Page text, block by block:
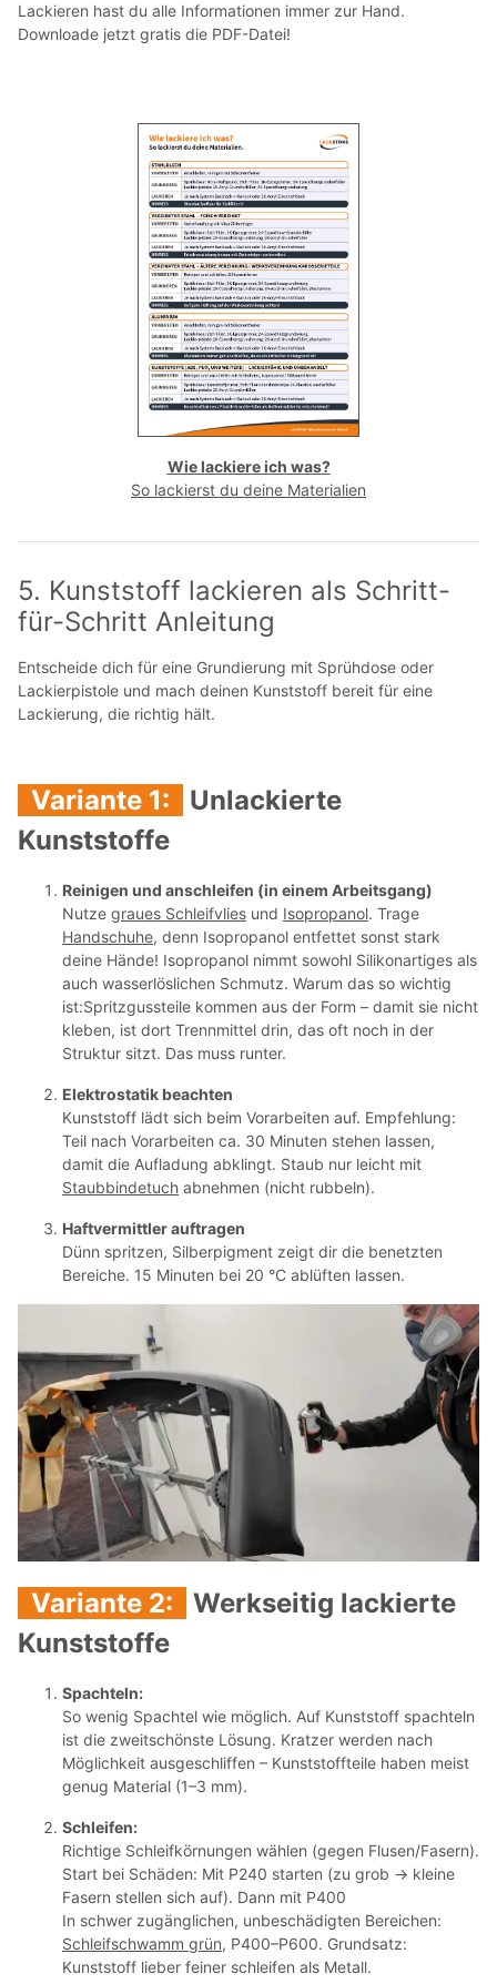
Lackieren hast du alle Informationen immer zur Hand.
Downloade jetzt gratis die PDF-Datei!
Wie lackiere ich was?
So lackierst du deine Materialien
5. Kunststoff lackieren als Schritt-
für-Schritt Anleitung
Entscheide dich für eine Grundierung mit Sprühdose oder
Lackierpistole und mach deinen Kunststoff bereit für eine
Lackierung, die richtig hält.
Variante 1:
Unlackierte
Kunststoffe
Reinigen und anschleifen (in einem Arbeitsgang)
Nutze graues Schleifvlies und Isopropanol. Trage
Handschuhe, denn Isopropanol entfettet sonst stark
deine Hände! Isopropanol nimmt sowohl Silikonartiges als
auch wasserlöslichen Schmutz. Warum das so wichtig
ist:Spritzgussteile kommen aus der Form – damit sie nicht
kleben, ist dort Trennmittel drin, das oft noch in der
Struktur sitzt. Das muss runter.
Elektrostatik beachten
Kunststoff lädt sich beim Vorarbeiten auf. Empfehlung:
Teil nach Vorarbeiten ca. 30 Minuten stehen lassen,
damit die Aufladung abklingt. Staub nur leicht mit
Staubbindetuch abnehmen (nicht rubbeln).
Haftvermittler auftragen
Dünn spritzen, Silberpigment zeigt dir die benetzten
Bereiche. 15 Minuten bei 20 °C ablüften lassen.
Variante 2:
Werkseitig lackierte
Kunststoffe
Spachteln:
So wenig Spachtel wie möglich. Auf Kunststoff spachteln
ist die zweitschönste Lösung. Kratzer werden nach
Möglichkeit ausgeschliffen – Kunststoffteile haben meist
genug Material (1–3 mm).
Schleifen:
Richtige Schleifkörnungen wählen (gegen Flusen/Fasern).
Start bei Schäden: Mit P240 starten (zu grob → kleine
Fasern stellen sich auf). Dann mit P400
In schwer zugänglichen, unbeschädigten Bereichen:
Schleifschwamm grün, P400–P600. Grundsatz:
Kunststoff lieber feiner schleifen als Metall.